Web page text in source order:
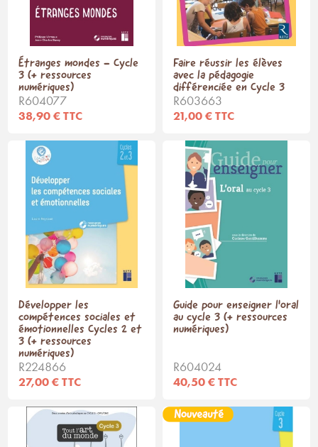
Étranges mondes - Cycle
3 (+ ressources
numériques)
R604077
38,90 € TTC
Faire réussir les élèves
avec la pédagogie
différenciée en Cycle 3
R603663
21,00 € TTC
Développer les
compétences sociales et
émotionnelles Cycles 2 et
3 (+ ressources
numériques)
R224866
27,00 € TTC
Guide pour enseigner l'oral
au cycle 3 (+ ressources
numériques)
R604024
40,50 € TTC